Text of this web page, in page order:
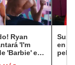
Ryan
'I'm
'Barbie' en
Susy
en